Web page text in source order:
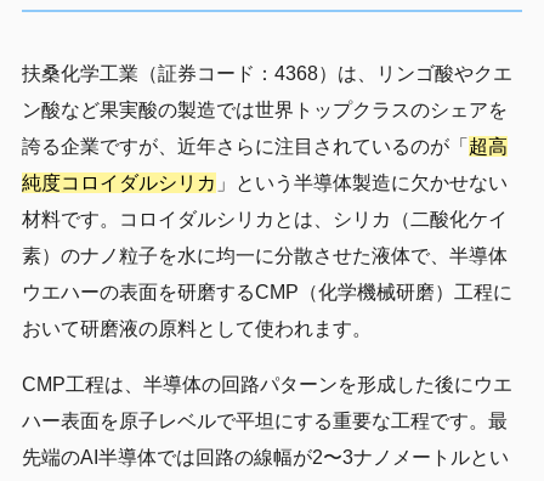
扶桑化学工業（証券コード：4368）は、リンゴ酸やクエ
ン酸など果実酸の製造では世界トップクラスのシェアを
誇る企業ですが、近年さらに注目されているのが「 超高
純度コロイダルシリカ 」という半導体製造に欠かせない
材料です。コロイダルシリカとは、シリカ（二酸化ケイ
素）のナノ粒子を水に均一に分散させた液体で、半導体
ウエハーの表面を研磨するCMP（化学機械研磨）工程に
おいて研磨液の原料として使われます。
CMP工程は、半導体の回路パターンを形成した後にウエ
ハー表面を原子レベルで平坦にする重要な工程です。最
先端のAI半導体では回路の線幅が2〜3ナノメートルとい